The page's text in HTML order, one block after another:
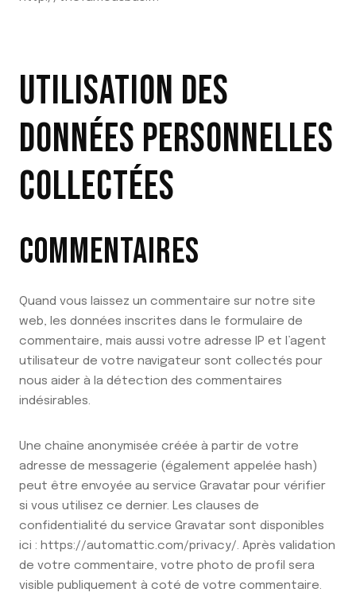
UTILISATION DES
DONNÉES PERSONNELLES
COLLECTÉES
COMMENTAIRES
Quand vous laissez un commentaire sur notre site
web, les données inscrites dans le formulaire de
commentaire, mais aussi votre adresse IP et l’agent
utilisateur de votre navigateur sont collectés pour
nous aider à la détection des commentaires
indésirables.
Une chaîne anonymisée créée à partir de votre
adresse de messagerie (également appelée hash)
peut être envoyée au service Gravatar pour vérifier
si vous utilisez ce dernier. Les clauses de
confidentialité du service Gravatar sont disponibles
ici : https://automattic.com/privacy/. Après validation
de votre commentaire, votre photo de profil sera
visible publiquement à coté de votre commentaire.